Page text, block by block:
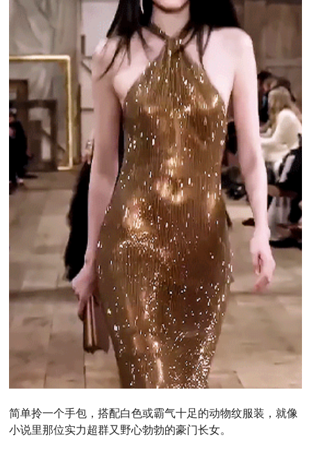
简单拎一个手包，搭配白色或霸气十足的动物纹服装，就像
小说里那位实力超群又野心勃勃的豪门长女。